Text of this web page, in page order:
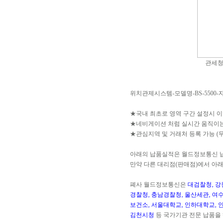
관세
위치관제시스템-모델명-BS-5500-
★국내 최초로 영역 구간 설정시
★네비게이션 처럼 실시간 움직이
★관심지역 및 거래처 등록 가능 (
아래의 납품실적은 월드정보통신
만약 다른 대리점(판매점)에서 아
폐사 월드정보통신은 대검찰청, 강
경찰청, 충남경찰청, 울산세관, 여
보건소, 서울대학교, 인하대학교,
김천시청 등 국가기관 전문 납품